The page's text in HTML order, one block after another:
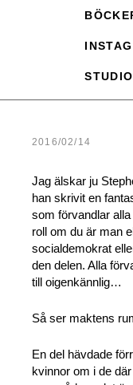
2016/02/14
Jag älskar ju
han skrivit en
som förvandlar
roll om du är man
socialdemokrat
den delen. Alla
till oigenkännlig…
Så ser maktens
En del hävdade
kvinnor om i de